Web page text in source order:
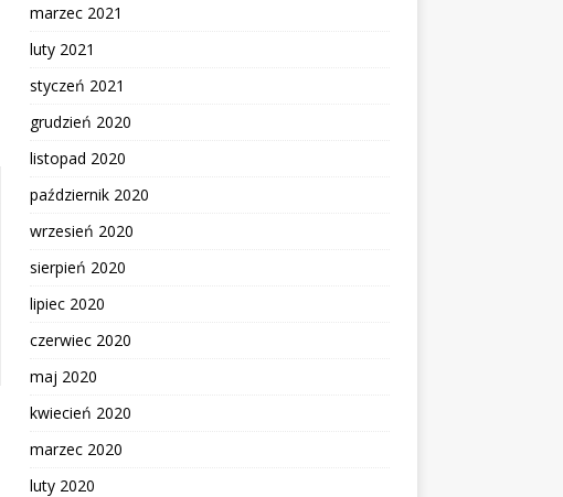
marzec 2021
luty 2021
styczeń 2021
grudzień 2020
listopad 2020
październik 2020
wrzesień 2020
sierpień 2020
lipiec 2020
czerwiec 2020
maj 2020
kwiecień 2020
marzec 2020
luty 2020